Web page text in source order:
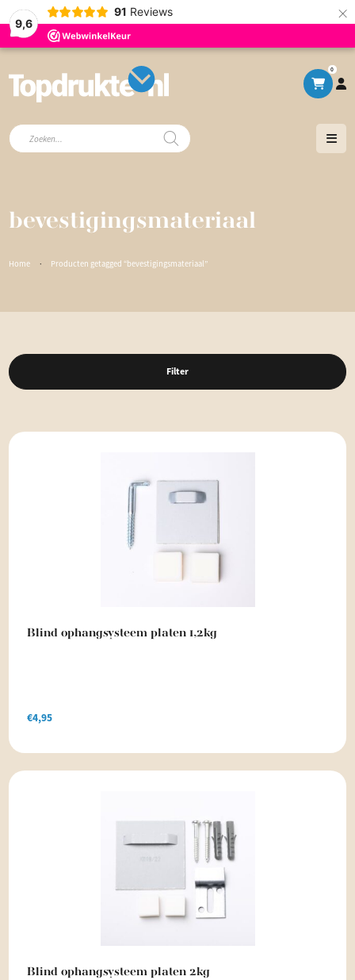
9,6
91 Reviews ×
0
Producten
zoeken
bevestigingsmateriaal
Home · Producten getagged “bevestigingsmateriaal”
Filter
Blind ophangsysteem platen 1,2kg
€4,95
Blind ophangsysteem platen 2kg